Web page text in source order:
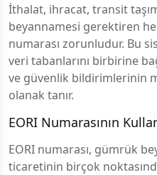
İthalat, ihracat, transit
beyannamesi gerektiren
numarası zorunludur. Bu
veri tabanlarını birbirine
ve güvenlik bildirimlerinin
olanak tanır.
EORI Numarasının
EORI numarası, gümrük
ticaretinin birçok